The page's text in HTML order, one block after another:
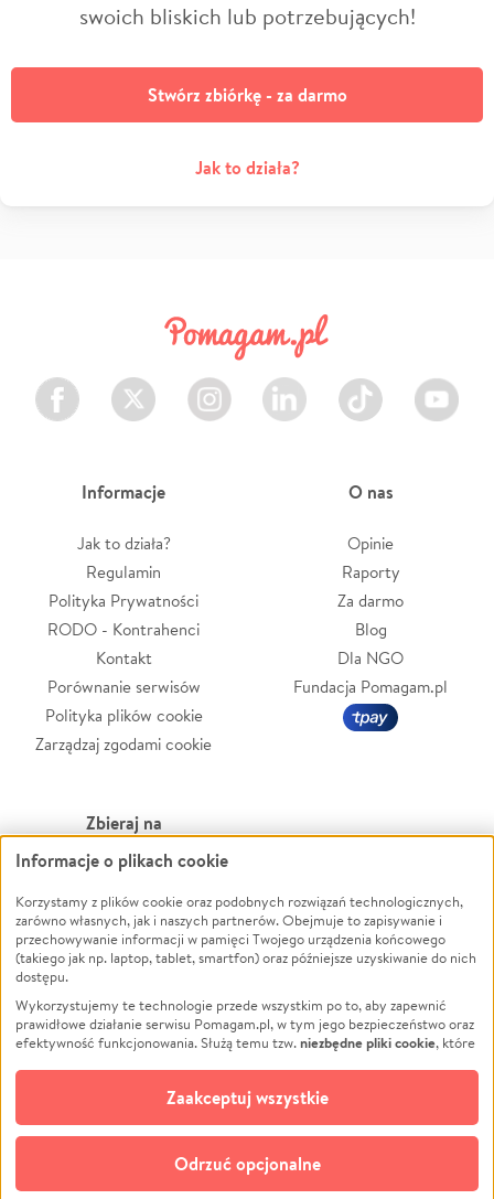
swoich bliskich lub potrzebujących!
Stwórz zbiórkę - za darmo
Jak to działa?
Facebook Twitter Instagram LinkedIn TikTok Youtube
Informacje
Jak to działa?
Regulamin
Polityka Prywatności
RODO - Kontrahenci
Kontakt
Porównanie serwisów
Polityka plików cookie
Zarządzaj zgodami cookie
O nas
Opinie
Raporty
Za darmo
Blog
Dla NGO
Fundacja Pomagam.pl
Zbieraj na
Leczenie
Zwierzęta
Pożar
Ukraina
Pomoc Finansowa
Projekty
Pogrzeb
Społeczność lokalna
Kultura
Powódź
Wichura
NGO
Edukacja
Podróż
Impreza
Ochrona środowiska
Biznes
Informacje o plikach cookie
Korzystamy z plików cookie oraz podobnych rozwiązań technologicznych,
zarówno własnych, jak i naszych partnerów. Obejmuje to zapisywanie i
przechowywanie informacji w pamięci Twojego urządzenia końcowego
(takiego jak np. laptop, tablet, smartfon) oraz późniejsze uzyskiwanie do nich
dostępu.
Wykorzystujemy te technologie przede wszystkim po to, aby zapewnić
prawidłowe działanie serwisu Pomagam.pl, w tym jego bezpieczeństwo oraz
efektywność funkcjonowania. Służą temu tzw.niezbędne pliki cookie, które
opcjonalnych plików cookie
technologii do celów analitycznych i retargetingowych. Możesz wyrazić
zgodę na ich stosowanie lub jej odmówić. W dowolnym momencie masz
możliwość zmiany swoich preferencji na stronie „Zarządzaj zgodami cookie”,
do której link znajdziesz w stopce serwisu Pomagam.pl. Opcjonalne pliki
cookie wykorzystywane są w następujących celach:
Odrzuć opcjonalne
Zaakceptuj wszystkie